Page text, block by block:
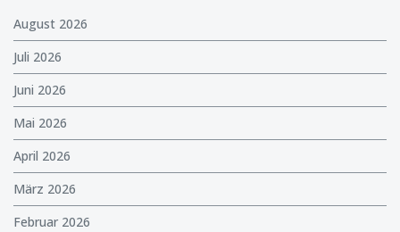
August 2026
Juli 2026
Juni 2026
Mai 2026
April 2026
März 2026
Februar 2026